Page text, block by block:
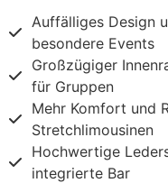
Auffälliges Design
besondere Events
Großzügiger
für Gruppen
Mehr Komfort und
Stretchlimousinen
Hochwertige
integrierte Bar